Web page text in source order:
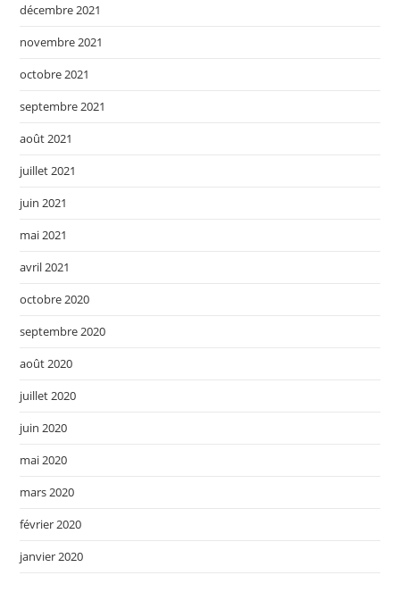
décembre 2021
novembre 2021
octobre 2021
septembre 2021
août 2021
juillet 2021
juin 2021
mai 2021
avril 2021
octobre 2020
septembre 2020
août 2020
juillet 2020
juin 2020
mai 2020
mars 2020
février 2020
janvier 2020